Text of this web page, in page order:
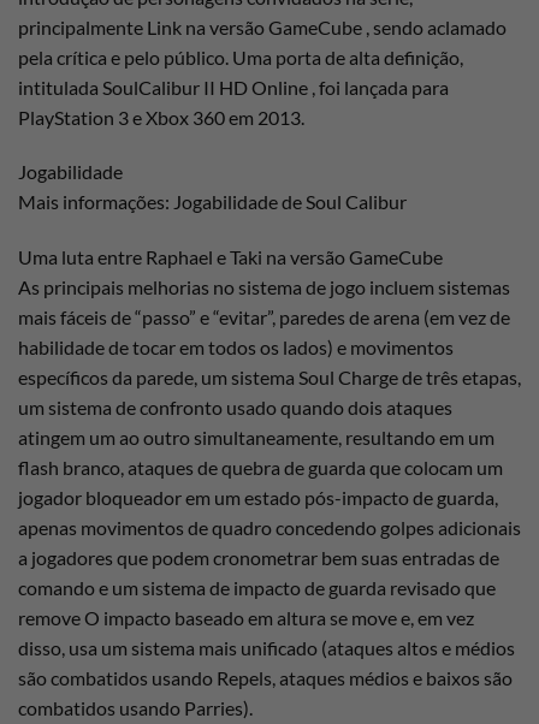
principalmente Link na versão GameCube , sendo aclamado
pela crítica e pelo público. Uma porta de alta definição,
intitulada SoulCalibur II HD Online , foi lançada para
PlayStation 3 e Xbox 360 em 2013.
Jogabilidade
Mais informações: Jogabilidade de Soul Calibur
Uma luta entre Raphael e Taki na versão GameCube
As principais melhorias no sistema de jogo incluem sistemas
mais fáceis de “passo” e “evitar”, paredes de arena (em vez de
habilidade de tocar em todos os lados) e movimentos
específicos da parede, um sistema Soul Charge de três etapas,
um sistema de confronto usado quando dois ataques
atingem um ao outro simultaneamente, resultando em um
flash branco, ataques de quebra de guarda que colocam um
jogador bloqueador em um estado pós-impacto de guarda,
apenas movimentos de quadro concedendo golpes adicionais
a jogadores que podem cronometrar bem suas entradas de
comando e um sistema de impacto de guarda revisado que
remove O impacto baseado em altura se move e, em vez
disso, usa um sistema mais unificado (ataques altos e médios
são combatidos usando Repels, ataques médios e baixos são
combatidos usando Parries).